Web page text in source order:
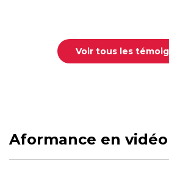
Voir tous les
Aformance en vidéo